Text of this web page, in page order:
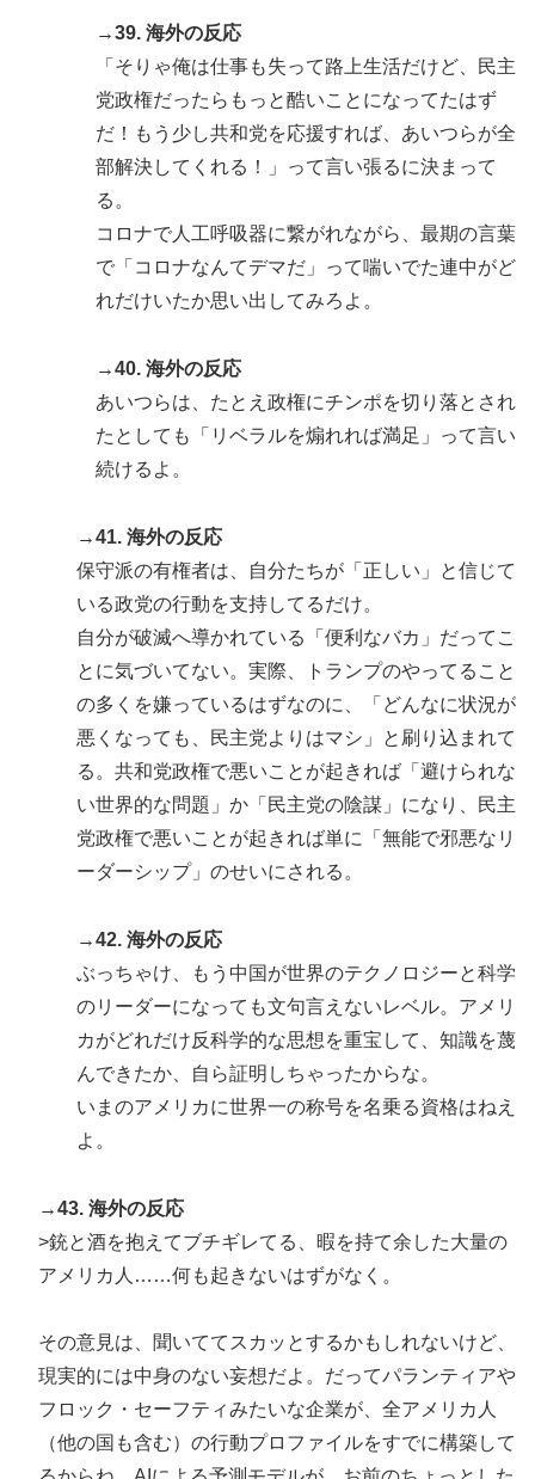
→39. 海外の反応
「そりゃ俺は仕事も失って路上生活だけど、民主
党政権だったらもっと酷いことになってたはず
だ！もう少し共和党を応援すれば、あいつらが全
部解決してくれる！」って言い張るに決まって
る。
コロナで人工呼吸器に繋がれながら、最期の言葉
で「コロナなんてデマだ」って喘いでた連中がど
れだけいたか思い出してみろよ。
→40. 海外の反応
あいつらは、たとえ政権にチンポを切り落とされ
たとしても「リベラルを煽れれば満足」って言い
続けるよ。
→41. 海外の反応
保守派の有権者は、自分たちが「正しい」と信じて
いる政党の行動を支持してるだけ。
自分が破滅へ導かれている「便利なバカ」だってこ
とに気づいてない。実際、トランプのやってること
の多くを嫌っているはずなのに、「どんなに状況が
悪くなっても、民主党よりはマシ」と刷り込まれて
る。共和党政権で悪いことが起きれば「避けられな
い世界的な問題」か「民主党の陰謀」になり、民主
党政権で悪いことが起きれば単に「無能で邪悪なリ
ーダーシップ」のせいにされる。
→42. 海外の反応
ぶっちゃけ、もう中国が世界のテクノロジーと科学
のリーダーになっても文句言えないレベル。アメリ
カがどれだけ反科学的な思想を重宝して、知識を蔑
んできたか、自ら証明しちゃったからな。
いまのアメリカに世界一の称号を名乗る資格はねえ
よ。
→43. 海外の反応
>銃と酒を抱えてブチギレてる、暇を持て余した大量の
アメリカ人……何も起きないはずがなく。
その意見は、聞いててスカッとするかもしれないけど、
現実的には中身のない妄想だよ。だってパランティアや
フロック・セーフティみたいな企業が、全アメリカ人
（他の国も含む）の行動プロファイルをすでに構築して